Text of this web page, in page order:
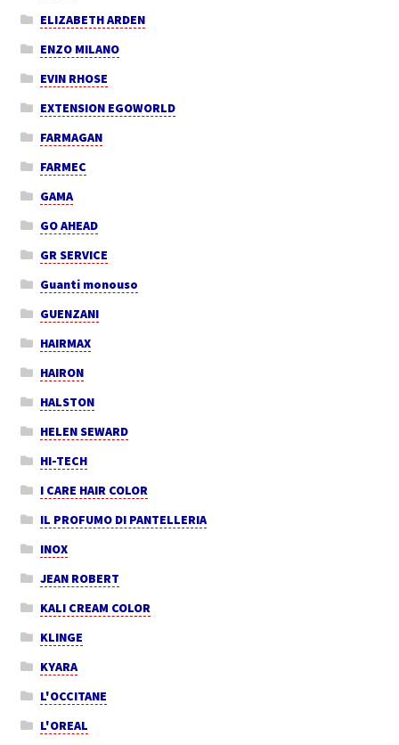
ELIZABETH ARDEN
ENZO MILANO
EVIN RHOSE
EXTENSION EGOWORLD
FARMAGAN
FARMEC
GAMA
GO AHEAD
GR SERVICE
Guanti monouso
GUENZANI
HAIRMAX
HAIRON
HALSTON
HELEN SEWARD
HI-TECH
I CARE HAIR COLOR
IL PROFUMO DI PANTELLERIA
INOX
JEAN ROBERT
KALI CREAM COLOR
KLINGE
KYARA
L'OCCITANE
L'OREAL